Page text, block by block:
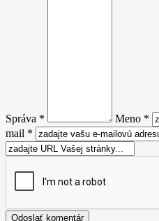
Správa * Meno *
mail *